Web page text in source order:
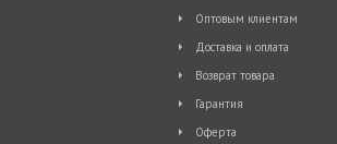
Оптовым клиентам
Доставка и оплата
Возврат товара
Гарантия
Оферта